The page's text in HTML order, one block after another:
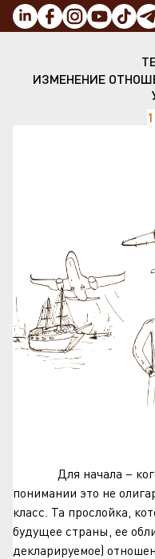
ИЗМЕНЕНИЕ
Для начала –
понимании это не
класс. Та прослойка,
будущее страны, ее
декларируемое)